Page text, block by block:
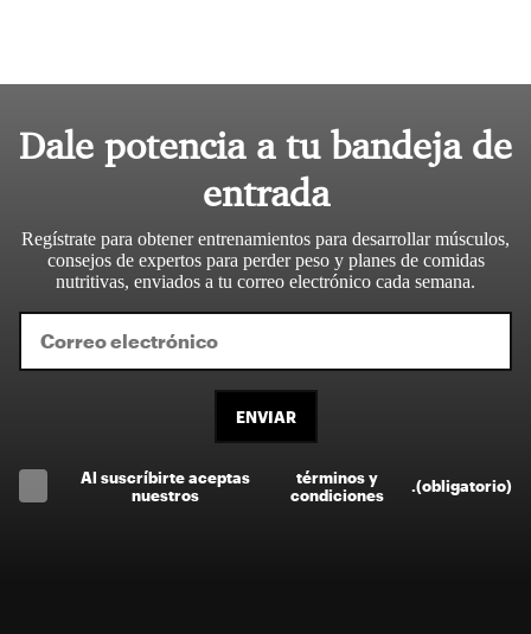
Dale potencia a tu bandeja de
entrada
Regístrate para obtener entrenamientos para desarrollar músculos,
consejos de expertos para perder peso y planes de comidas
nutritivas, enviados a tu correo electrónico cada semana.
ENVIAR
Al suscríbirte aceptas
nuestros
términos y
condiciones
.(obligatorio)